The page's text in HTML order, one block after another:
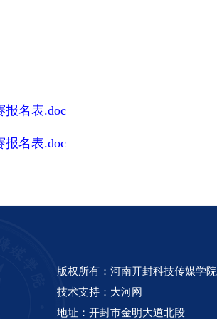
报名表.doc
报名表.doc
版权所有：河南开封科技传媒学院
技术支持： 大河网
地址：开封市金明大道北段